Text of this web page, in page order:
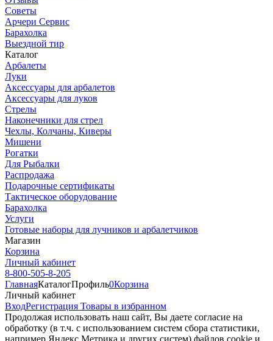
Советы
Арчери Сервис
Барахолка
Выездной тир
Каталог
Арбалеты
Луки
Аксессуары для арбалетов
Аксессуары для луков
Стрелы
Наконечники для стрел
Чехлы, Колчаны, Киверы
Мишени
Рогатки
Для Рыбалки
Распродажа
Подарочные сертификаты
Тактическое оборудование
Барахолка
Услуги
Готовые наборы для лучников и арбалетчиков
Магазин
Корзина
Личный кабинет
8-800-505-8-205
ГлавнаяКаталогПрофиль0Корзина
Личный кабинет
ВходРегистрация Товары в избранном
Продолжая использовать наш cайт, Вы даете согласие на
обработку (в т.ч. с использованием систем сбора статистики,
например Яндекс.Метрика и других систем) файлов cookie и